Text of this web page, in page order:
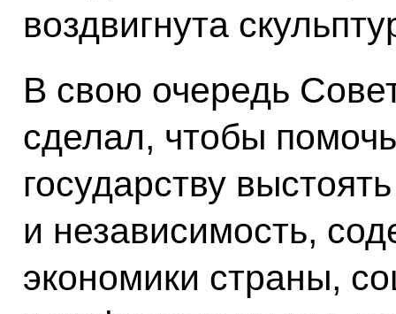
воздвигнута
В свою очередь
сделал, чтобы
государству
и независимость,
экономики страны,